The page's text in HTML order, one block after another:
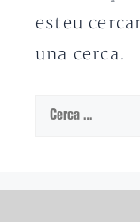
esteu
una cerca.
Cerca: